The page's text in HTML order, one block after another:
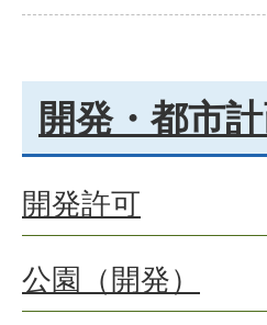
開発・都市
開発許可
公園（開発）